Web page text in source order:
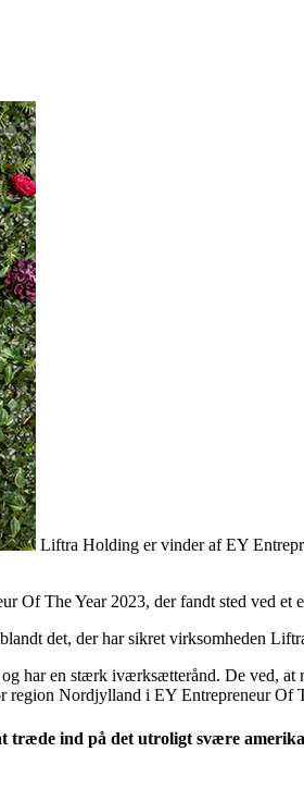
Liftra Holding er vinder af EY
Of The Year 2023, der fandt sted ved et
det, der har sikret virksomheden
har en stærk iværksætterånd. De ved, at
region Nordjylland i EY Entrepreneur Of
træde ind på det utroligt svære